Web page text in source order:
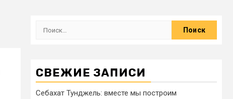
СВЕЖИЕ ЗАПИСИ
Себахат Тунджель: вместе мы построим